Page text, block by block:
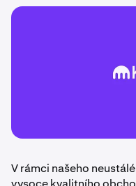
V rámci našeho